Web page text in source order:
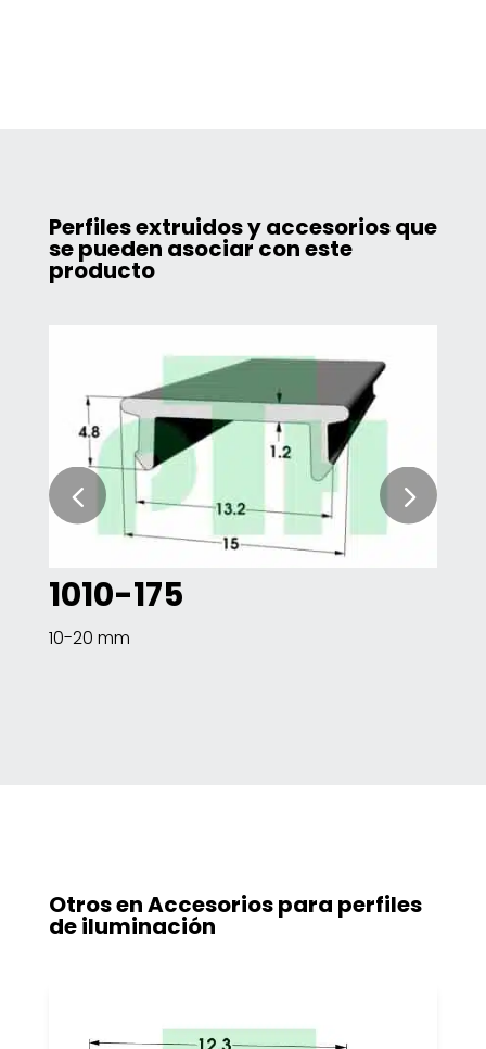
Perfiles extruidos y accesorios que
se pueden asociar con este
producto
1010-175
10-20 mm
Otros enAccesorios para perfiles
de iluminación